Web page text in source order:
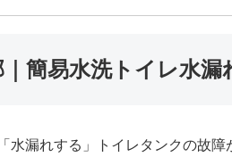
｜簡易水洗トイレ水
水漏れする」トイレタンクの故